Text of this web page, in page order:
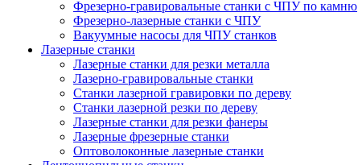
Фрезерно-гравировальные станки с ЧПУ по камню
Фрезерно-лазерные станки с ЧПУ
Вакуумные насосы для ЧПУ станков
Лазерные станки
Лазерные станки для резки металла
Лазерно-гравировальные станки
Станки лазерной гравировки по дереву
Станки лазерной резки по дереву
Лазерные станки для резки фанеры
Лазерные фрезерные станки
Оптоволоконные лазерные станки